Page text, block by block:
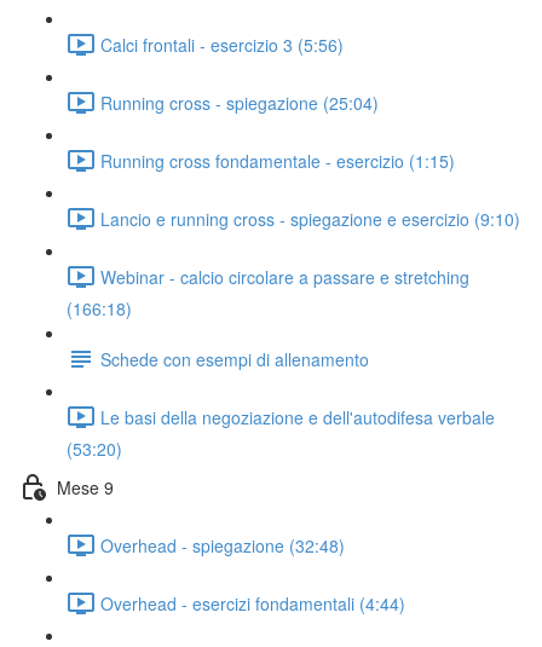
Calci frontali - esercizio 3 (5:56)
Running cross - spiegazione (25:04)
Running cross fondamentale - esercizio (1:15)
Lancio e running cross - spiegazione e esercizio (9:10)
Webinar - calcio circolare a passare e stretching
(166:18)
Schede con esempi di allenamento
Le basi della negoziazione e dell'autodifesa verbale
(53:20)
Mese 9
Overhead - spiegazione (32:48)
Overhead - esercizi fondamentali (4:44)